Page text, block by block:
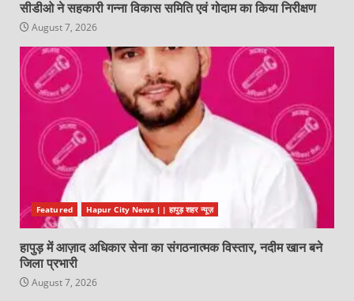
सीडीओ ने सहकारी गन्ना विकास समिति एवं गोदाम का किया निरीक्षण
August 7, 2026
Featured Hapur City News || हापुड़ शहर न्यूज़
हापुड़ में आज़ाद अधिकार सेना का संगठनात्मक विस्तार, नदीम खान बने
जिला प्रभारी
August 7, 2026